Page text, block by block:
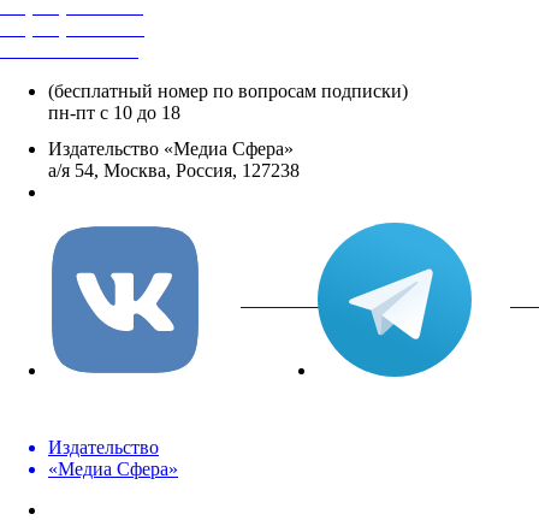
(бесплатный номер по вопросам подписки)
пн-пт с 10 до 18
Издательство «Медиа Сфера»
а/я 54, Москва, Россия, 127238
вКонтакте
Издательство
«Медиа Сфера»